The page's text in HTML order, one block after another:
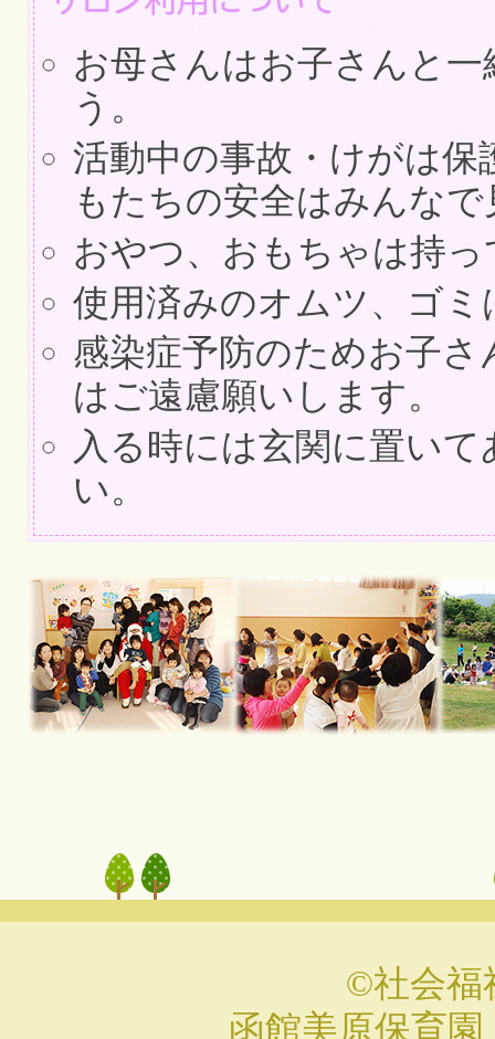
お母さんはお子さんと
う。
活動中の事故・けがは
もたちの安全はみんな
おやつ、おもちゃは持
使用済みのオムツ、ゴ
感染症予防のためお子
はご遠慮願いします。
入る時には玄関に置い
い。
©社会
函館美原保育園